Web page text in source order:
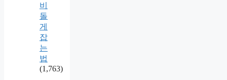
비
돌
게
잡
는
법
(1,763)